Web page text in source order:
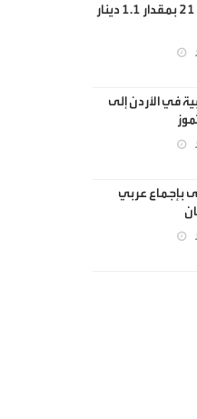
ارتفاع أسعار الذهب عيار 21 بمقدار 1.1 دينار
في الأردن إلى
بإجماع عربي